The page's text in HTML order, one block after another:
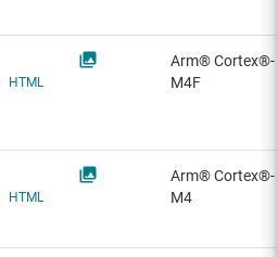
HTML
Arm® Cortex®-
M4F
HTML
Arm® Cortex®-
M4